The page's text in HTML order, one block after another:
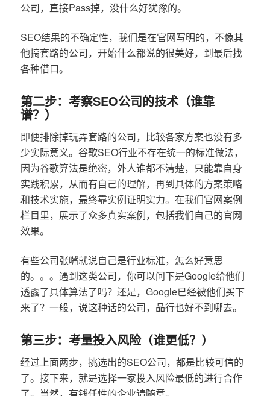
公司，直接Pass掉，没什么好犹豫的。
SEO结果的不确定性，我们是在官网写明的，不像其
他搞套路的公司，开始什么都说的很美好，到最后找
各种借口。
第二步：考察SEO公司的技术（谁靠
谱？）
即便排除掉玩弄套路的公司，比较各家方案也没有多
少实际意义。谷歌SEO行业不存在统一的标准做法，
因为谷歌算法是绝密，外人谁都不清楚，只能靠自身
实践积累，从而有自己的理解，再到具体的方案策略
和技术实施，最终靠实例证明实力。在我们官网案例
栏目里，展示了众多真实案例，包括我们自己的官网
效果。
有些公司张嘴就说自己是行业标准，怎么好意思
的。。。遇到这类公司，你可以问下是Google给他们
透露了具体算法了吗？还是，Google已经被他们买下
来了？一般，说这种话的公司，品行也好不到哪去。
第三步：考量投入风险（谁更低？）
经过上面两步，挑选出的SEO公司，都是比较可信的
了。接下来，就是选择一家投入风险最低的进行合作